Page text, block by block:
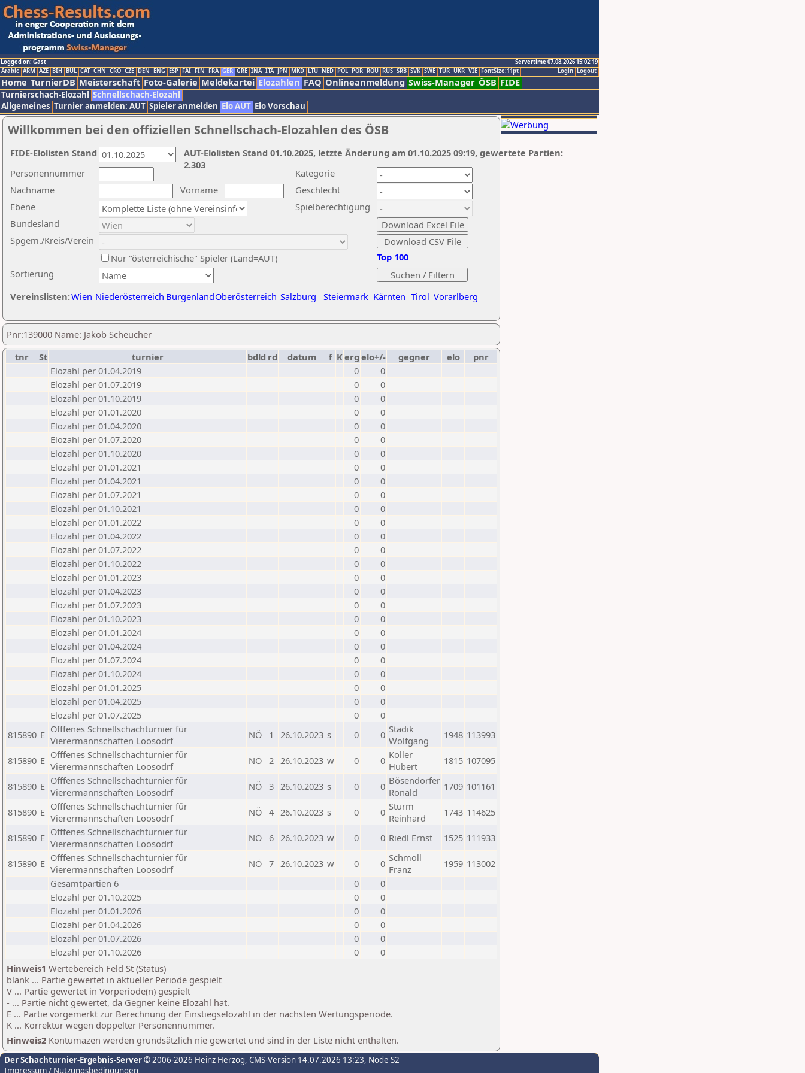
Logged on: Gast
Servertime 07.08.2026 15:02:19
Logout
Login
Arabic ARM AZE BIH BUL CAT CHN CRO CZE DEN ENG ESP FAI FIN FRA GER GRE INA ITA JPN MKD LTU NED POL POR ROU RUS SRB SVK SWE TUR UKR VIE FontSize:11pt
Home TurnierDB Meisterschaft Foto-Galerie Meldekartei Elozahlen FAQ Onlineanmeldung Swiss-Manager ÖSB FIDE
Turnierschach-Elozahl Schnellschach-Elozahl
Allgemeines Turnier anmelden: AUT Spieler anmelden Elo AUT Elo Vorschau
Willkommen bei den offiziellen Schnellschach-Elozahlen des ÖSB
Nachname
Vorname
Ebene
Kategorie
Sortierung
Personennummer
Bundesland
Spgem./Kreis/Verein
Geschlecht
Nur "österreichische" Spieler (Land=AUT)
Spielberechtigung
Vereinslisten:Wien Niederösterreich BurgenlandOberösterreich Salzburg Steiermark Kärnten Tirol Vorarlberg
Top 100
AUT-Elolisten Stand 01.10.2025, letzte Änderung am 01.10.2025 09:19, gewertete Partien:
2.303
FIDE-Elolisten Stand
Pnr:139000 Name: Jakob Scheucher
tnr
St turnier bdld rd datum f Kerg elo+/- gegner elo
pnr
Elozahl per 01.04.2019
0
0
Elozahl per 01.07.2019
0
0
Elozahl per 01.10.2019
0
0
Elozahl per 01.01.2020
0
0
Elozahl per 01.04.2020
0
0
Elozahl per 01.07.2020
0
0
Elozahl per 01.10.2020
0
0
Elozahl per 01.01.2021
0
0
Elozahl per 01.04.2021
0
0
Elozahl per 01.07.2021
0
0
Elozahl per 01.10.2021
0
0
Elozahl per 01.01.2022
0
0
Elozahl per 01.04.2022
0
0
Elozahl per 01.07.2022
0
0
Elozahl per 01.10.2022
0
0
Elozahl per 01.01.2023
0
0
Elozahl per 01.04.2023
0
0
Elozahl per 01.07.2023
0
0
Elozahl per 01.10.2023
0
0
Elozahl per 01.01.2024
0
0
Elozahl per 01.04.2024
0
0
Elozahl per 01.07.2024
0
0
Elozahl per 01.10.2024
0
0
Elozahl per 01.01.2025
0
0
Elozahl per 01.04.2025
0
0
Elozahl per 01.07.2025
0
0
815890 E Offfenes Schnellschachturnier für
Vierermannschaften Loosodrf
NÖ 1 26.10.2023 s 0 0 Stadik
Wolfgang
1948 113993
815890 E Offfenes Schnellschachturnier für
Vierermannschaften Loosodrf
NÖ 2 26.10.2023 w 0 0 Koller
Hubert
1815 107095
815890 E Offfenes Schnellschachturnier für
Vierermannschaften Loosodrf
NÖ 3 26.10.2023 s 0 0 Bösendorfer
Ronald
1709 101161
815890 E Offfenes Schnellschachturnier für
Vierermannschaften Loosodrf
NÖ 4 26.10.2023 s 0 0 Sturm
Reinhard
1743 114625
815890 E Offfenes Schnellschachturnier für
Vierermannschaften Loosodrf
NÖ 6 26.10.2023 w 0 0 Riedl Ernst 1525 111933
815890 E Offfenes Schnellschachturnier für
Vierermannschaften Loosodrf
NÖ 7 26.10.2023 w 0 0 Schmoll
Franz
1959 113002
Gesamtpartien 6
0
0
Elozahl per 01.10.2025
0
0
Elozahl per 01.01.2026
0
0
Elozahl per 01.04.2026
0
0
Elozahl per 01.07.2026
0
0
Elozahl per 01.10.2026
0
0
Hinweis1 Wertebereich Feld St (Status)
blank ... Partie gewertet in aktueller Periode gespielt
V ... Partie gewertet in Vorperiode(n) gespielt
- ... Partie nicht gewertet, da Gegner keine Elozahl hat.
E ... Partie vorgemerkt zur Berechnung der Einstiegselozahl in der nächsten Wertungsperiode.
K ... Korrektur wegen doppelter Personennummer.
Hinweis2 Kontumazen werden grundsätzlich nie gewertet und sind in der Liste nicht enthalten.
Der Schachturnier-Ergebnis-Server© 2006-2026 Heinz Herzog, CMS-Version 14.07.2026 13:23, Node S2
Impressum / Nutzungsbedingungen